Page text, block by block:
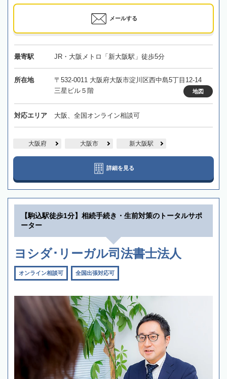
メールする
最寄駅 JR・大阪メトロ「新大阪駅」徒歩5分
所在地
〒532-0011 大阪府大阪市淀川区西中島5丁目12-14
三星ビル５階
地図
対応エリア 大阪、全国オンライン相談可
大阪府 大阪市 新大阪駅
詳細を見る
【駒込駅徒歩1分】相続手続き・生前対策のトータルサポ
ーター
ヨシダ･リーガル司法書士法人
オンライン相談可 全国出張対応可